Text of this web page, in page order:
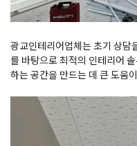
광교인테리어업체는 초기 상담
를 바탕으로 최적의 인테리어
하는 공간을 만드는 데 큰 도움